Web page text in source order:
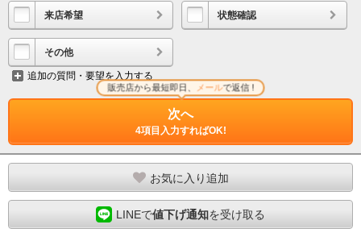
来店希望 状態確認
その他
追加の質問・要望を入力する
次へ
4項目入力すればOK!
販売店から最短即日、 メールで返信 !
お気に入り追加
LINEで値下げ通知を受け取る